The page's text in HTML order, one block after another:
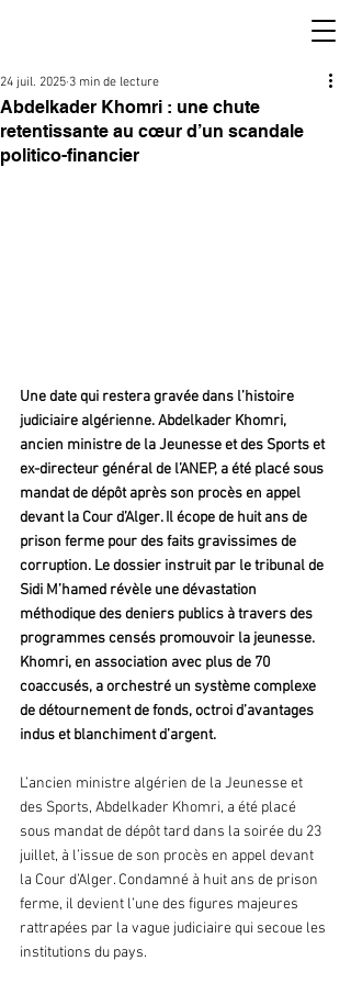
Abdelkader Khomri : une chute
retentissante au cœur d’un scandale
politico-financier
24 juil. 2025 3 min de lecture
Une date qui restera gravée dans l’histoire
judiciaire algérienne. Abdelkader Khomri,
ancien ministre de la Jeunesse et des Sports et
ex-directeur général de l’ANEP, a été placé sous
mandat de dépôt après son procès en appel
devant la Cour d’Alger. Il écope de huit ans de
prison ferme pour des faits gravissimes de
corruption. Le dossier instruit par le tribunal de
Sidi M’hamed révèle une dévastation
méthodique des deniers publics à travers des
programmes censés promouvoir la jeunesse.
Khomri, en association avec plus de 70
coaccusés, a orchestré un système complexe
de détournement de fonds, octroi d’avantages
indus et blanchiment d’argent.
L’ancien ministre algérien de la Jeunesse et
des Sports, Abdelkader Khomri, a été placé
sous mandat de dépôt tard dans la soirée du 23
juillet, à l’issue de son procès en appel devant
la Cour d’Alger. Condamné à huit ans de prison
ferme, il devient l’une des figures majeures
rattrapées par la vague judiciaire qui secoue les
institutions du pays.